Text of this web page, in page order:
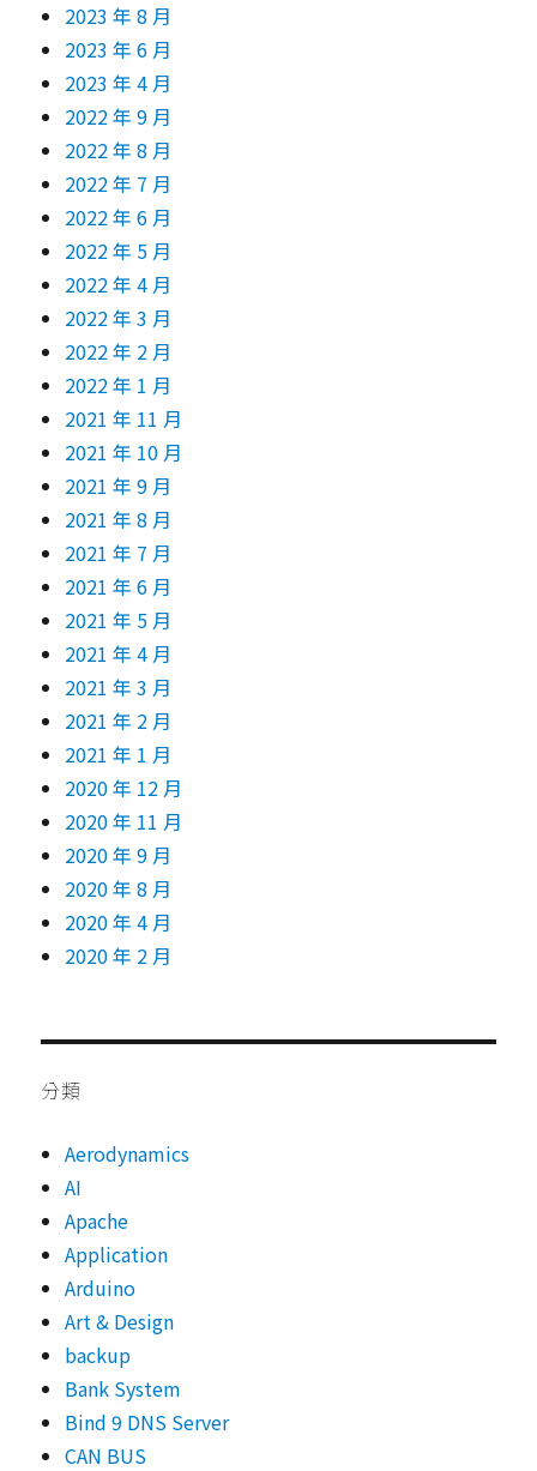
2023 年 8 月
2023 年 6 月
2023 年 4 月
2022 年 9 月
2022 年 8 月
2022 年 7 月
2022 年 6 月
2022 年 5 月
2022 年 4 月
2022 年 3 月
2022 年 2 月
2022 年 1 月
2021 年 11 月
2021 年 10 月
2021 年 9 月
2021 年 8 月
2021 年 7 月
2021 年 6 月
2021 年 5 月
2021 年 4 月
2021 年 3 月
2021 年 2 月
2021 年 1 月
2020 年 12 月
2020 年 11 月
2020 年 9 月
2020 年 8 月
2020 年 4 月
2020 年 2 月
分類
Aerodynamics
AI
Apache
Application
Arduino
Art & Design
backup
Bank System
Bind 9 DNS Server
CAN BUS